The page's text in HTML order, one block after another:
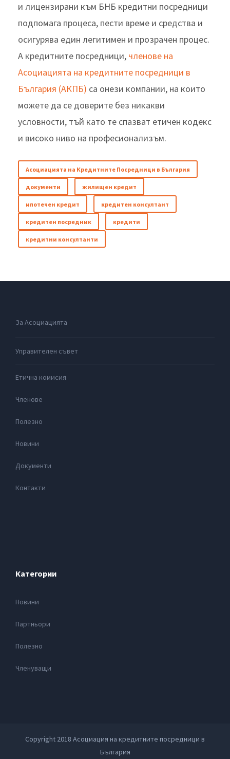
и лицензирани към БНБ кредитни посредници
подпомага процеса, пести време и средства и
осигурява един легитимен и прозрачен процес.
А кредитните посредници, членове на
Асоциацията на кредитните посредници в
България (АКПБ) са онези компании, на които
можете да се доверите без никакви
условности, тъй като те спазват етичен кодекс
и високо ниво на професионализъм.
Асоциацията на Кредитните Посредници в България
документи жилищен кредит
ипотечен кредит кредитен консултант
кредитен посредник кредити
кредитни консултанти
За Асоциацията
Управителен съвет
Етична комисия
Членове
Полезно
Новини
Документи
Контакти
Категории
Новини
Партньори
Полезно
Членуващи
Copyright 2018 Асоциация на кредитните посредници в
България